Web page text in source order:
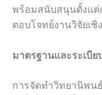
พร้อมสนับสนุนตั้งแต่
ตอบโจทย์งานวิจัยเ
มาตรฐานและระเบีย
การจัดทำวิทยานิพน